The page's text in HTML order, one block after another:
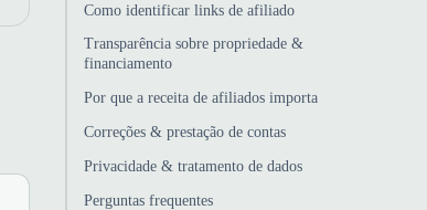
Como identificar links de afiliado
Transparência sobre propriedade &
financiamento
Por que a receita de afiliados importa
Correções & prestação de contas
Privacidade & tratamento de dados
Perguntas frequentes